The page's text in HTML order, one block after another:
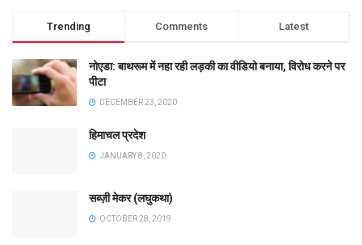
Trending Comments Latest
नोएडा: बाथरूम में नहा रही लड़की का वीडियो बनाया, विरोध करने पर
पीटा
DECEMBER 23, 2020
हिमाचल प्रदेश
JANUARY 8, 2020
सब्ज़ी मेकर (लघुकथा)
OCTOBER 28, 2019